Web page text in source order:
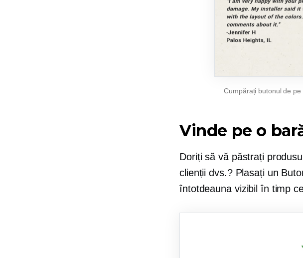
Cumpărați butonul de
Vinde pe o
Doriți să vă păstrați
clienții dvs.? Plasați un
întotdeauna vizibil în timp